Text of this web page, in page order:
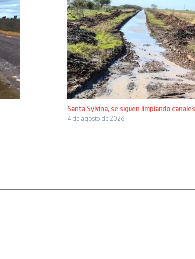
Santa Sylvina, se siguen limpiando canales
4 de agosto de 2026